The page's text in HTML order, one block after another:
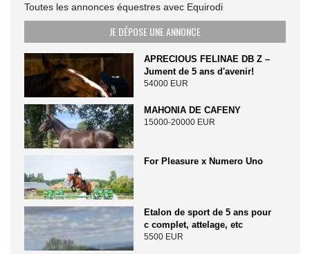
Toutes les annonces équestres avec Equirodi
JE DÉPOSE UNE ANNONCE
APRECIOUS FELINAE DB Z –
Jument de 5 ans d'avenir!
54000 EUR
MAHONIA DE CAFENY
15000-20000 EUR
For Pleasure x Numero Uno
Etalon de sport de 5 ans pour
c complet, attelage, etc
5500 EUR